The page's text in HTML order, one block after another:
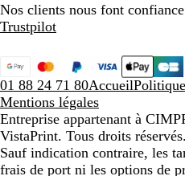
Nos clients nous font
Trustpilot
01 88 24 71 80Accueil
Mentions légales
Entreprise appartenant à
VistaPrint. Tous droits réservés.
Sauf indication contraire, les
frais de port ni les options de